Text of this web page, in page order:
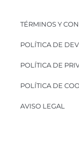
TÉRMINOS Y
POLÍTICA DE
POLÍTICA DE
POLÍTICA DE
AVISO LEGAL